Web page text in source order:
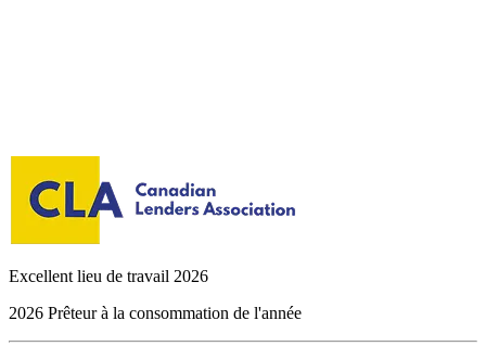
Excellent lieu de travail 2026
2026 Prêteur à la consommation de l'année